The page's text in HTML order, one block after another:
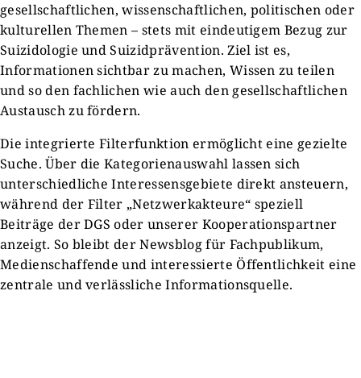
gesellschaftlichen, wissenschaftlichen, politischen oder
kulturellen Themen – stets mit eindeutigem Bezug zur
Suizidologie und Suizidprävention. Ziel ist es,
Informationen sichtbar zu machen, Wissen zu teilen
und so den fachlichen wie auch den gesellschaftlichen
Austausch zu fördern.
Die integrierte Filterfunktion ermöglicht eine gezielte
Suche. Über die Kategorienauswahl lassen sich
unterschiedliche Interessensgebiete direkt ansteuern,
während der Filter „Netzwerkakteure“ speziell
Beiträge der DGS oder unserer Kooperationspartner
anzeigt. So bleibt der Newsblog für Fachpublikum,
Medienschaffende und interessierte Öffentlichkeit eine
zentrale und verlässliche Informationsquelle.